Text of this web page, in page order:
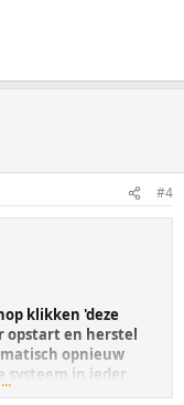
#4
klikken 'deze
opstart en herstel
opnieuw
in ieder